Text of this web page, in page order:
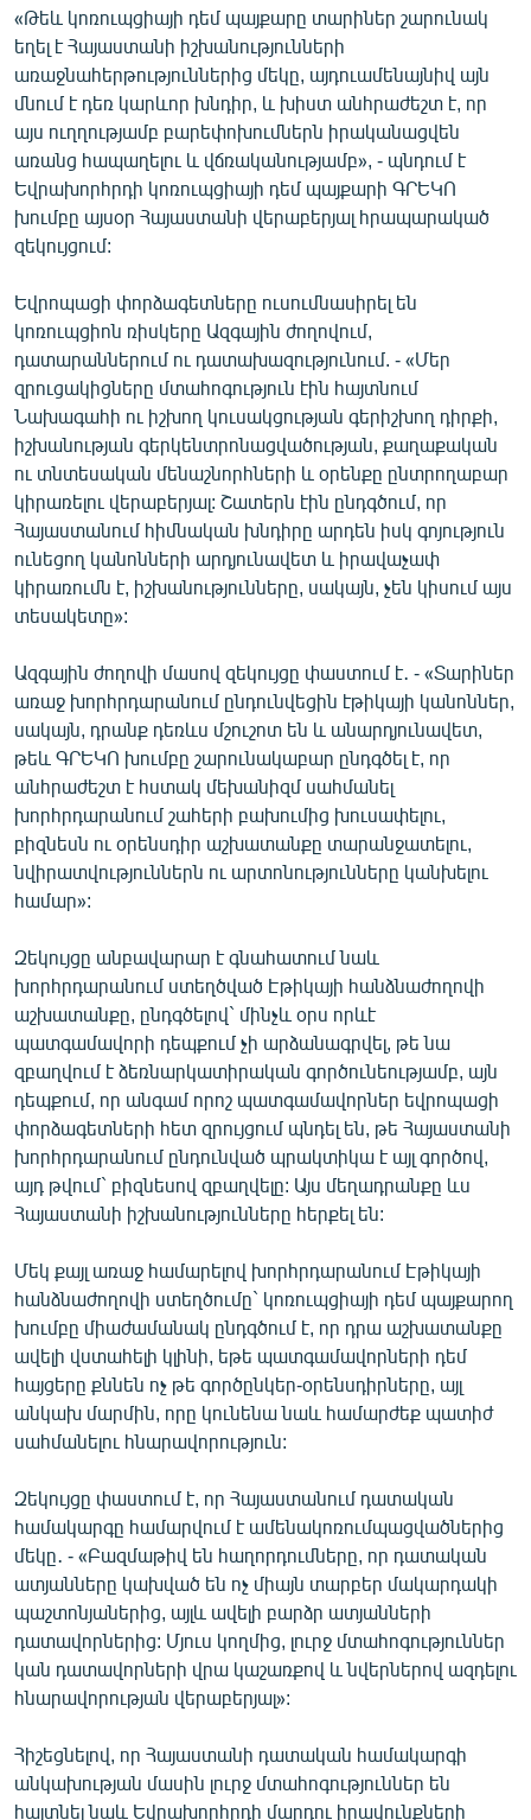
ՏԵՍԱՆՅՈՒԹԵՐ
ԲԱՆԱՎԵՃ
ՁԳՏԵԼՈՎ ԼԱՎԱԳՈՒՅՆԻՆ
ՓՈԴՔԱՍԹ
Հայերեն
English
ՀԵՏԵՎԵՔ ՄԵԶ
«Ազատության» բոլոր կայքերը
«Թեև կոռուպցիայի դեմ պայքարը տարիներ շարունակ
եղել է Հայաստանի իշխանությունների
առաջնահերթություններից մեկը, այդուամենայնիվ այն
մնում է դեռ կարևոր խնդիր, և խիստ անհրաժեշտ է, որ
այս ուղղությամբ բարեփոխումներն իրականացվեն
առանց հապաղելու և վճռականությամբ», - պնդում է
Եվրախորհրդի կոռուպցիայի դեմ պայքարի ԳՐԵԿՈ
խումբը այսօր Հայաստանի վերաբերյալ հրապարակած
զեկույցում:
Եվրոպացի փորձագետները ուսումնասիրել են
կոռուպցիոն ռիսկերը Ազգային ժողովում,
դատարաններում ու դատախազությունում. - «Մեր
զրուցակիցները մտահոգություն էին հայտնում
Նախագահի ու իշխող կուսակցության գերիշխող դիրքի,
իշխանության գերկենտրոնացվածության, քաղաքական
ու տնտեսական մենաշնորհների և օրենքը ընտրողաբար
կիրառելու վերաբերյալ: Շատերն էին ընդգծում, որ
Հայաստանում հիմնական խնդիրը արդեն իսկ գոյություն
ունեցող կանոնների արդյունավետ և իրավաչափ
կիրառումն է, իշխանությունները, սակայն, չեն կիսում այս
տեսակետը»:
Ազգային ժողովի մասով զեկույցը փաստում է․ - «Տարիներ
առաջ խորհրդարանում ընդունվեցին էթիկայի կանոններ,
սակայն, դրանք դեռևս մշուշոտ են և անարդյունավետ,
թեև ԳՐԵԿՈ խումբը շարունակաբար ընդգծել է, որ
անհրաժեշտ է հստակ մեխանիզմ սահմանել
խորհրդարանում շահերի բախումից խուսափելու,
բիզնեսն ու օրենսդիր աշխատանքը տարանջատելու,
նվիրատվություններն ու արտոնությունները կանխելու
համար»:
Զեկույցը անբավարար է գնահատում նաև
խորհրդարանում ստեղծված Էթիկայի հանձնաժողովի
աշխատանքը, ընդգծելով` մինչև օրս որևէ
պատգամավորի դեպքում չի արձանագրվել, թե նա
զբաղվում է ձեռնարկատիրական գործունեությամբ, այն
դեպքում, որ անգամ որոշ պատգամավորներ եվրոպացի
փորձագետների հետ զրույցում պնդել են, թե Հայաստանի
խորհրդարանում ընդունված պրակտիկա է այլ գործով,
այդ թվում` բիզնեսով զբաղվելը: Այս մեղադրանքը ևս
Հայաստանի իշխանությունները հերքել են:
Մեկ քայլ առաջ համարելով խորհրդարանում Էթիկայի
հանձնաժողովի ստեղծումը` կոռուպցիայի դեմ պայքարող
խումբը միաժամանակ ընդգծում է, որ դրա աշխատանքը
ավելի վստահելի կլինի, եթե պատգամավորների դեմ
հայցերը քննեն ոչ թե գործընկեր-օրենսդիրները, այլ
անկախ մարմին, որը կունենա նաև համարժեք պատիժ
սահմանելու հնարավորություն:
Զեկույցը փաստում է, որ Հայաստանում դատական
համակարգը համարվում է ամենակոռումպացվածներից
մեկը․ - «Բազմաթիվ են հաղորդումները, որ դատական
ատյանները կախված են ոչ միայն տարբեր մակարդակի
պաշտոնյաներից, այլև ավելի բարձր ատյանների
դատավորներից: Մյուս կողմից, լուրջ մտահոգություններ
կան դատավորների վրա կաշառքով և նվերներով ազդելու
հնարավորության վերաբերյալ»:
Հիշեցնելով, որ Հայաստանի դատական համակարգի
անկախության մասին լուրջ մտահոգություններ են
հայտնել նաև Եվրախորհրդի մարդու իրավունքների